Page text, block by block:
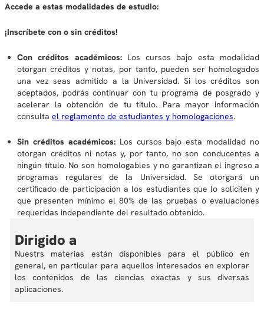
Accede a estas modalidades de estudio:
¡Inscríbete con o sin créditos!
Con créditos académicos:Los cursos bajo esta modalidad
otorgan créditos y notas, por tanto, pueden ser homologados
una vez seas admitido a la Universidad. Si los créditos son
aceptados, podrás continuar con tu programa de posgrado y
acelerar la obtención de tu título. Para mayor información
consulta el reglamento de estudiantes y homologaciones.
Sin créditos académicos:Los cursos bajo esta modalidad no
otorgan créditos ni notas y, por tanto, no son conducentes a
ningún título. No son homologables y no garantizan el ingreso a
programas regulares de la Universidad. Se otorgará un
certificado de participación a los estudiantes que lo soliciten y
que presenten mínimo el 80% de las pruebas o evaluaciones
requeridas independiente del resultado obtenido.
Dirigido a
Nuestrs materias están disponibles para el público en
general, en particular para aquellos interesados en explorar
los contenidos de las ciencias exactas y sus diversas
aplicaciones.